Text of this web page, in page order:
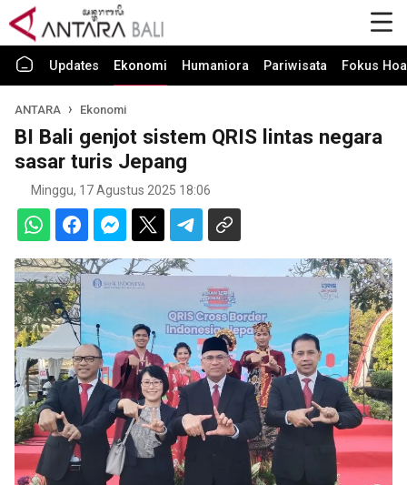
Updates Ekonomi Humaniora Pariwisata Fokus
ANTARA Ekonomi
BI Bali genjot sistem QRIS lintas negara
sasar turis Jepang
Minggu, 17 Agustus 2025 18:06